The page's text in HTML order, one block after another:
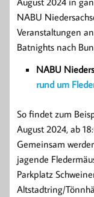
NABU
Veranstaltungen
Batnights nach
NABU
rund um
So findet zum
August 2024, ab
Gemeinsam
jagende
Parkplatz
Altstadtring/